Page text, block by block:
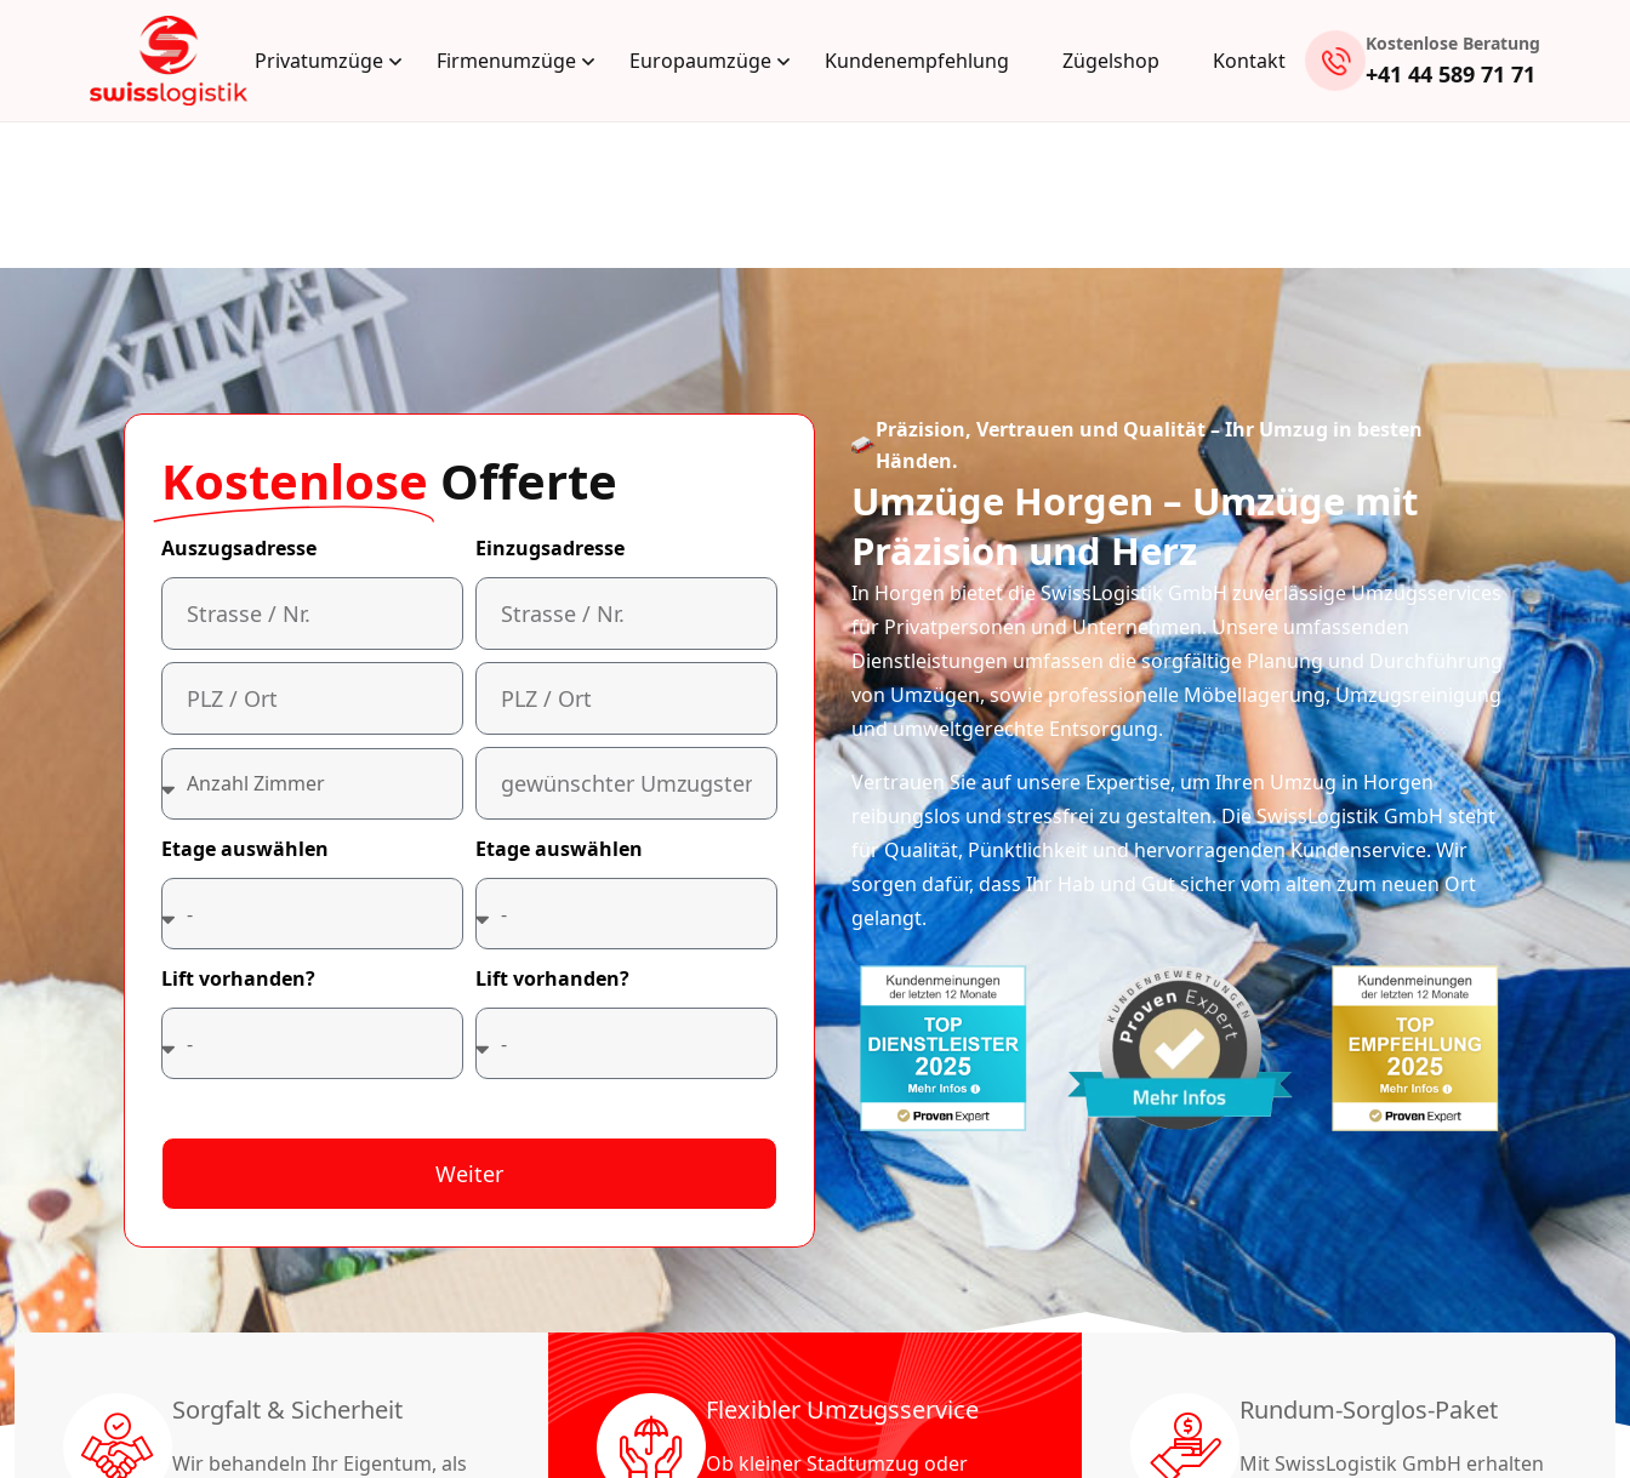
Privatumzüge Firmenumzüge Europaumzüge Kundenempfehlung Zügelshop Kontakt
Kostenlose Beratung
+41 44 589 71 71
Kostenlose Offerte
Auszugsadresse Einzugsadresse
Etage auswählen Etage auswählen
Lift vorhanden? Lift vorhanden?
Weiter
Präzision, Vertrauen und Qualität – Ihr Umzug in besten
Händen.
Umzüge Horgen – Umzüge mit
Präzision und Herz
In Horgen bietet die SwissLogistik GmbH zuverlässige Umzugsservices
für Privatpersonen und Unternehmen. Unsere umfassenden
Dienstleistungen umfassen die sorgfältige Planung und Durchführung
von Umzügen, sowie professionelle Möbellagerung, Umzugsreinigung
und umweltgerechte Entsorgung.
Vertrauen Sie auf unsere Expertise, um Ihren Umzug in Horgen
reibungslos und stressfrei zu gestalten. Die SwissLogistik GmbH steht
für Qualität, Pünktlichkeit und hervorragenden Kundenservice. Wir
sorgen dafür, dass Ihr Hab und Gut sicher vom alten zum neuen Ort
gelangt.
Sorgfalt & Sicherheit
Wir behandeln Ihr Eigentum, als
Flexibler Umzugsservice
Ob kleiner Stadtumzug oder
Rundum-Sorglos-Paket
Mit SwissLogistik GmbH erhalten